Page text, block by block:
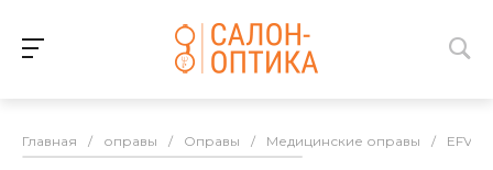
Главная / оправы / Оправы / Медицинские оправы / EFVA